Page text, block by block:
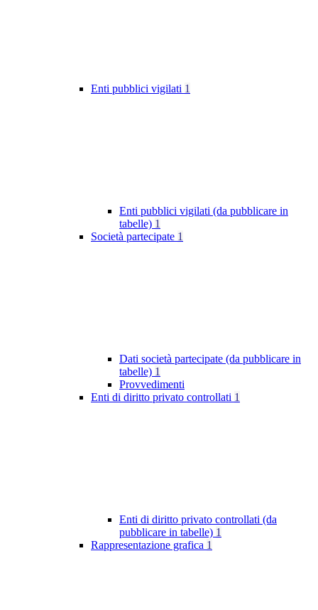
Enti pubblici vigilati 1
Enti pubblici vigilati (da pubblicare in
tabelle) 1
Società partecipate 1
Dati società partecipate (da pubblicare in
tabelle) 1
Provvedimenti
Enti di diritto privato controllati 1
Enti di diritto privato controllati (da
pubblicare in tabelle) 1
Rappresentazione grafica 1